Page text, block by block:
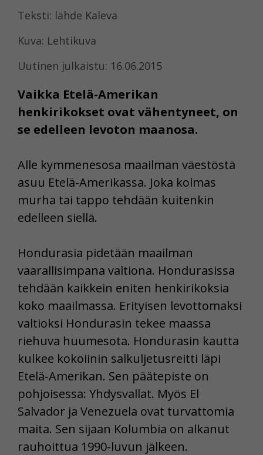
Teksti: lähde Kaleva
Kuva: Lehtikuva
Uutinen julkaistu: 16.06.2015
Vaikka Etelä-Amerikan
henkirikokset ovat vähentyneet, on
se edelleen levoton maanosa.
Alle kymmenesosa maailman väestöstä
asuu Etelä-Amerikassa. Joka kolmas
murha tai tappo tehdään kuitenkin
edelleen siellä.
Hondurasia pidetään maailman
vaarallisimpana valtiona. Hondurasissa
tehdään kaikkein eniten henkirikoksia
koko maailmassa. Erityisen levottomaksi
valtioksi Hondurasin tekee maassa
riehuva huumesota. Hondurasin kautta
kulkee kokoiinin salkuljetusreitti läpi
Etelä-Amerikan. Sen päätepiste on
pohjoisessa: Yhdysvallat. Myös El
Salvador ja Venezuela ovat turvattomia
maita. Sen sijaan Kolumbia on alkanut
rauhoittua 1990-luvun jälkeen.